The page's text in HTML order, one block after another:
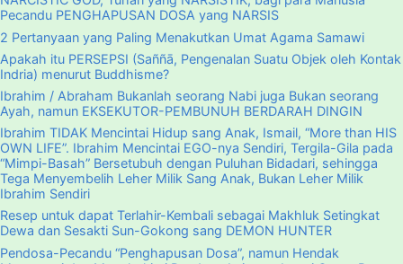
Pecandu PENGHAPUSAN DOSA yang NARSIS
2 Pertanyaan yang Paling Menakutkan Umat Agama Samawi
Apakah itu PERSEPSI (Saññā, Pengenalan Suatu Objek oleh Kontak
Indria) menurut Buddhisme?
Ibrahim / Abraham Bukanlah seorang Nabi juga Bukan seorang
Ayah, namun EKSEKUTOR-PEMBUNUH BERDARAH DINGIN
Ibrahim TIDAK Mencintai Hidup sang Anak, Ismail, “More than HIS
OWN LIFE”. Ibrahim Mencintai EGO-nya Sendiri, Tergila-Gila pada
“Mimpi-Basah” Bersetubuh dengan Puluhan Bidadari, sehingga
Tega Menyembelih Leher Milik Sang Anak, Bukan Leher Milik
Ibrahim Sendiri
Resep untuk dapat Terlahir-Kembali sebagai Makhluk Setingkat
Dewa dan Sesakti Sun-Gokong sang DEMON HUNTER
Pendosa-Pecandu “Penghapusan Dosa”, namun Hendak